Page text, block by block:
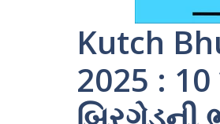
Kutch
2025 : 10